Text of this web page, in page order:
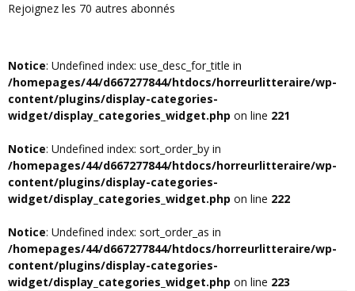
Rejoignez les 70 autres abonnés
Notice: Undefined index: use_desc_for_title in
/homepages/44/d667277844/htdocs/horreurlitteraire/wp-
content/plugins/display-categories-
widget/display_categories_widget.php on line 221
Notice: Undefined index: sort_order_by in
/homepages/44/d667277844/htdocs/horreurlitteraire/wp-
content/plugins/display-categories-
widget/display_categories_widget.php on line 222
Notice: Undefined index: sort_order_as in
/homepages/44/d667277844/htdocs/horreurlitteraire/wp-
content/plugins/display-categories-
widget/display_categories_widget.php on line 223